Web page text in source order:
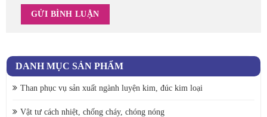
DANH MỤC SẢN PHẨM
Than phục vụ sản xuất ngành luyện kim, đúc kim loại
Vật tư cách nhiệt, chống cháy, chóng nóng